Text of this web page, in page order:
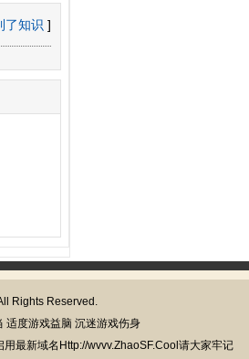
了知识 ]
Rights Reserved.
适度游戏益脑 沉迷游戏伤身
最新域名Http://wvvv.ZhaoSF.Cool请大家牢记